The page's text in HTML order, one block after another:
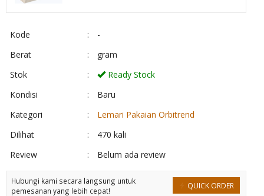
Kode :
-
Berat
:
gram
Stok
:
Ready Stock
Kondisi
:
Baru
Kategori
:
Lemari Pakaian Orbitrend
Dilihat
:
470 kali
Review
: Belum ada review
QUICK ORDER
Hubungi kami secara langsung untuk
pemesanan yang lebih cepat!